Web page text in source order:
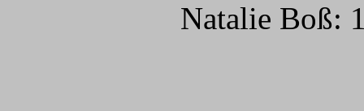
Natalie Boß: